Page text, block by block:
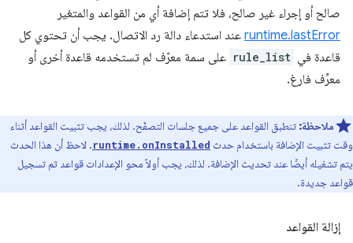
صالح أو إجراء غير صالح، فلا تتم إضافة أي من القواعد والمتغير
runtime.lastError عند استدعاء دالة رد الاتصال. يجب أن تحتوي كل
قاعدة في rule_list على سمة معرّف لم تستخدمه قاعدة أخرى أو
معرِّف فارغ.
ملاحظة: تنطبق القواعد على جميع جلسات التصفّح. لذلك، يجب تثبيت القواعد أثناء
وقت تثبيت الإضافة باستخدام حدث runtime.onInstalled. لاحظ أن هذا الحدث
يتم تشغيله أيضًا عند تحديث الإضافة. لذلك، يجب أولاً محو الإعدادات قواعد ثم تسجيل
قواعد جديدة.
إزالة القواعد